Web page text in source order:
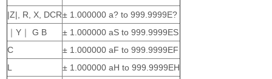
|Z|, R, X, DCR± 1.000000 a? to 999.9999E?
｜Y｜ G B
± 1.000000 aS to 999.9999ES
C
± 1.000000 aF to 999.9999EF
L
± 1.000000 aH to 999.9999EH